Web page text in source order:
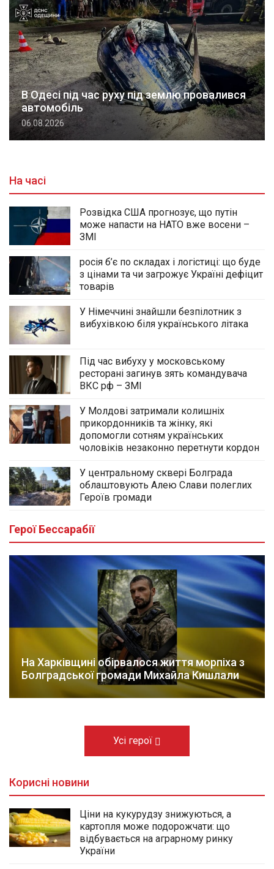
В Одесі під час руху під землю провалився
автомобіль
06.08.2026
На часі
Розвідка США прогнозує, що путін
може напасти на НАТО вже восени –
ЗМІ
росія б’є по складах і логістиці: що буде
з цінами та чи загрожує Україні дефіцит
товарів
У Німеччині знайшли безпілотник з
вибухівкою біля українського літака
Під час вибуху у московському
ресторані загинув зять командувача
ВКС рф – ЗМІ
У Молдові затримали колишніх
прикордонників та жінку, які
допомогли сотням українських
чоловіків незаконно перетнути кордон
У центральному сквері Болграда
облаштовують Алею Слави полеглих
Героїв громади
Герої Бессарабії
На Харківщині обірвалося життя морпіха з
Болградської громади Михайла Кишлали
Усі герої
Корисні новини
Ціни на кукурудзу знижуються, а
картопля може подорожчати: що
відбувається на аграрному ринку
України